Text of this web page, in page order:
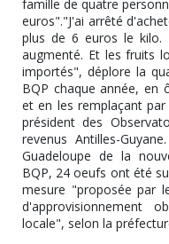
famille de quatre
euros"."J'ai arrêté
plus de 6 euros le
augmenté. Et les fruits
importés", déplore la
BQP chaque année, en
et en les remplaçant
président des
revenus Antilles-
Guadeloupe de la
BQP, 24 oeufs ont été
mesure "proposée par
d'approvisionnement
locale", selon la